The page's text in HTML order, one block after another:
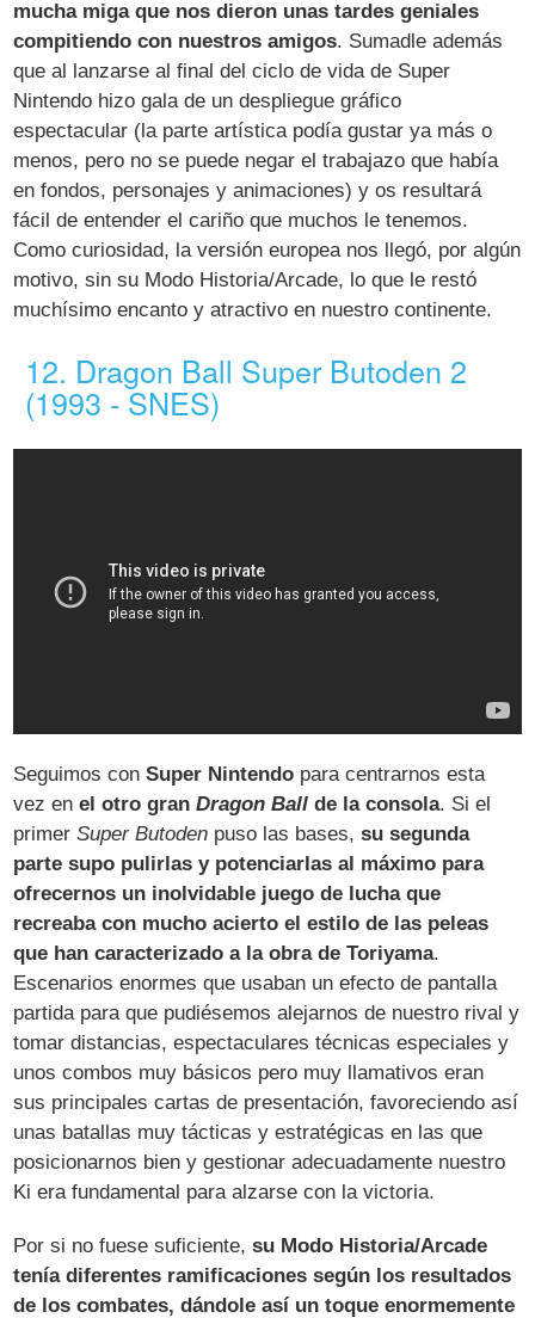
mucha miga que nos dieron unas tardes geniales
compitiendo con nuestros amigos. Sumadle además
que al lanzarse al final del ciclo de vida de Super
Nintendo hizo gala de un despliegue gráfico
espectacular (la parte artística podía gustar ya más o
menos, pero no se puede negar el trabajazo que había
en fondos, personajes y animaciones) y os resultará
fácil de entender el cariño que muchos le tenemos.
Como curiosidad, la versión europea nos llegó, por algún
motivo, sin su Modo Historia/Arcade, lo que le restó
muchísimo encanto y atractivo en nuestro continente.
12. Dragon Ball Super Butoden 2
(1993 - SNES)
Seguimos conSuper Nintendo para centrarnos esta
vez enel otro granDragon Ball de la consola. Si el
primerSuper Butoden puso las bases,su segunda
parte supo pulirlas y potenciarlas al máximo para
ofrecernos un inolvidable juego de lucha que
recreaba con mucho acierto el estilo de las peleas
que han caracterizado a la obra de Toriyama.
Escenarios enormes que usaban un efecto de pantalla
partida para que pudiésemos alejarnos de nuestro rival y
tomar distancias, espectaculares técnicas especiales y
unos combos muy básicos pero muy llamativos eran
sus principales cartas de presentación, favoreciendo así
unas batallas muy tácticas y estratégicas en las que
posicionarnos bien y gestionar adecuadamente nuestro
Ki era fundamental para alzarse con la victoria.
Por si no fuese suficiente,su Modo Historia/Arcade
tenía diferentes ramificaciones según los resultados
de los combates, dándole así un toque enormemente